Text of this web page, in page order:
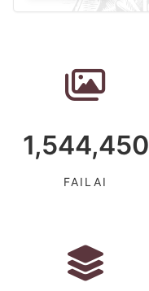
1,544,450
FAILAI